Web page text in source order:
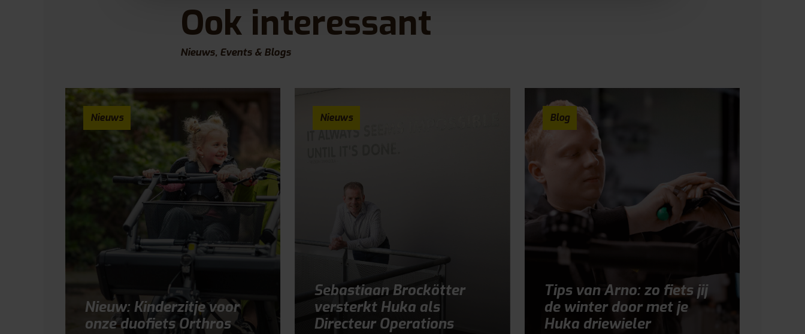
Ook interessant
Nieuws, Events & Blogs
Nieuws
Nieuw: Kinderzitje voor
onze duofiets Orthros
Nieuws
Sebastiaan Brockötter
versterkt Huka als
Directeur Operations
Blog
Tips van Arno: zo fiets jij
de winter door met je
Huka driewieler